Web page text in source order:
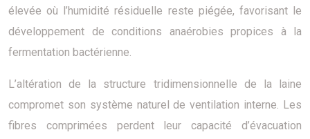
élevée où l’humidité résiduelle reste piégée, favorisant le
développement de conditions anaérobies propices à la
fermentation bactérienne.
L’altération de la structure tridimensionnelle de la laine
compromet son système naturel de ventilation interne. Les
fibres comprimées perdent leur capacité d’évacuation